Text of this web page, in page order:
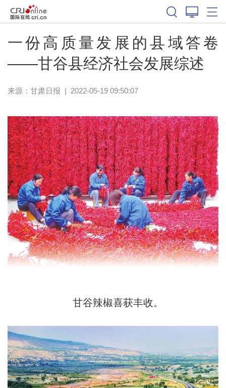
一份高质量发展的县域答卷
——甘谷县经济社会发展综述
来源： 甘肃日报 | 2022-05-19 09:50:07
甘谷辣椒喜获丰收。